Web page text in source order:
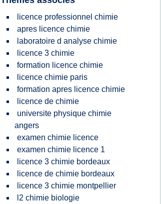
licence professionnel chimie
apres licence chimie
laboratoire d analyse chimie
licence 3 chimie
formation licence chimie
licence chimie paris
formation apres licence chimie
licence de chimie
universite physique chimie
angers
examen chimie licence
examen chimie licence 1
licence 3 chimie bordeaux
licence de chimie bordeaux
licence 3 chimie montpellier
l2 chimie biologie